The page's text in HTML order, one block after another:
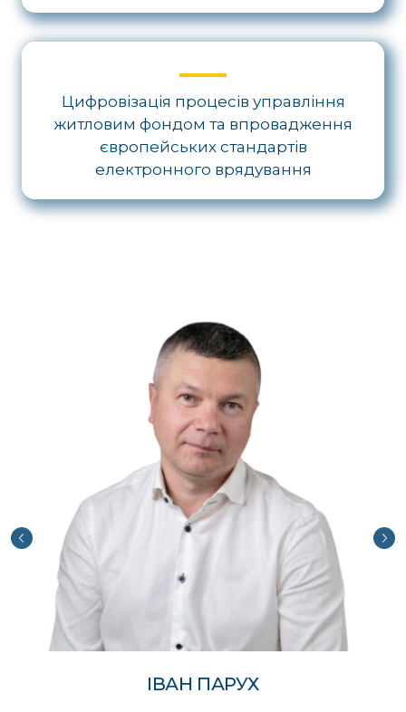
Цифровізація процесів управління
житловим фондом та впровадження
європейських стандартів
електронного врядування
ІВАН ПАРУХ